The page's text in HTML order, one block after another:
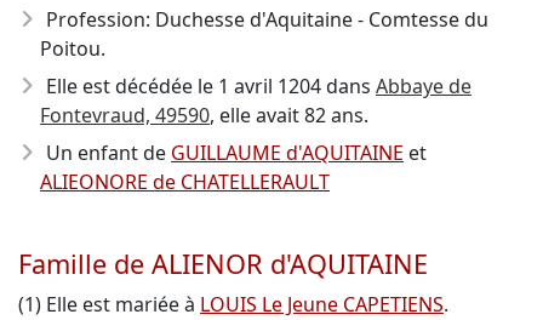
Profession: Duchesse d'Aquitaine - Comtesse du
Poitou.
Elle est décédée le 1 avril 1204dans Abbaye de
Fontevraud, 49590, elle avait 82 ans.
Un enfant de GUILLAUME d'AQUITAINE et
ALIEONORE de CHATELLERAULT
Famille de ALIENOR d'AQUITAINE
(1) Elle est mariée à LOUIS Le Jeune CAPETIENS.